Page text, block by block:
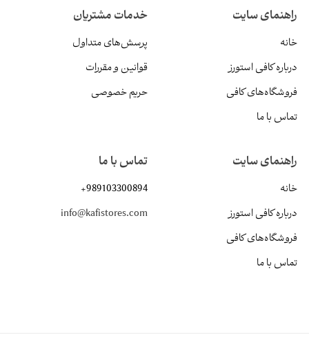
راهنمای سایت
خانه
درباره کافی استورز
فروشگاه‌های کافی
تماس با ما
خدمات مشتریان
پرسش‌های متداول
قوانین و مقررات
حریم خصوصی
راهنمای سایت
خانه
درباره کافی استورز
فروشگاه‌های کافی
تماس با ما
تماس با ما
+989103300894
info@kafistores.com